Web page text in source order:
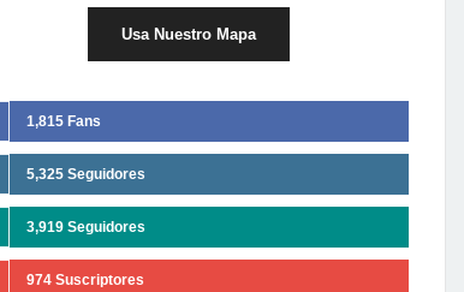
Usa Nuestro Mapa
1,815 Fans
5,325 Seguidores
3,919 Seguidores
974 Suscriptores